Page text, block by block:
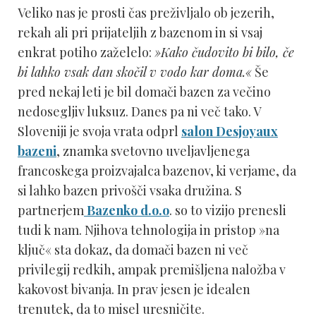
Veliko nas je prosti čas preživljalo ob jezerih,
rekah ali pri prijateljih z bazenom in si vsaj
enkrat potiho zaželelo: »Kako čudovito bi bilo, če
bi lahko vsak dan skočil v vodo kar doma.« Še
pred nekaj leti je bil domači bazen za večino
nedosegljiv luksuz. Danes pa ni več tako. V
Sloveniji je svoja vrata odprl salon Desjoyaux
bazeni, znamka svetovno uveljavljenega
francoskega proizvajalca bazenov, ki verjame, da
si lahko bazen privošči vsaka družina. S
partnerjem Bazenko d.o.o. so to vizijo prenesli
tudi k nam. Njihova tehnologija in pristop »na
ključ« sta dokaz, da domači bazen ni več
privilegij redkih, ampak premišljena naložba v
kakovost bivanja. In prav jesen je idealen
trenutek, da to misel uresničite.